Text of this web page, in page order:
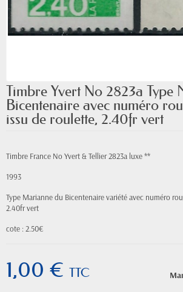
Timbre Yvert No 2823a Type
Bicentenaire avec numéro
issu de roulette, 2.40fr vert
Timbre France No Yvert & Tellier 2823a luxe **
1993
Type Marianne du Bicentenaire variété avec numéro
2.40fr vert
cote : 2.50€
1,00 € TTC